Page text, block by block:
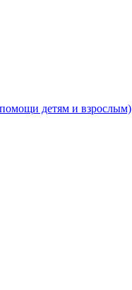
детям и взрослым)